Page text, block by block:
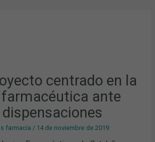
centrado en la
ante
farmacia / 14 de noviembre de 2019